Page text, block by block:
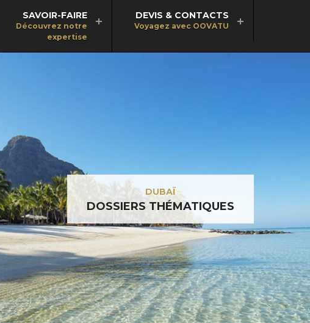
SAVOIR-FAIRE
Découvrez notre
expertise
DEVIS & CONTACTS
Voyagez avec OOVATU
DUBAÏ
DOSSIERS THÉMATIQUES